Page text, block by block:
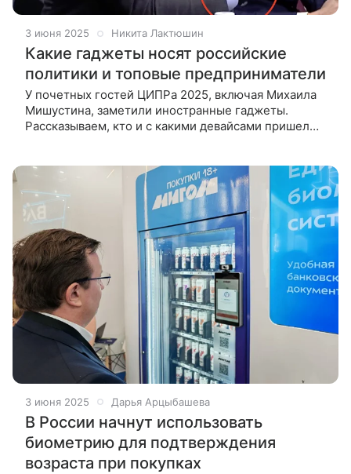
3 июня 2025 Никита Лактюшин
Какие гаджеты носят российские
политики и топовые предприниматели
У почетных гостей ЦИПРа 2025, включая Михаила
Мишустина, заметили иностранные гаджеты.
Рассказываем, кто и с какими девайсами пришел
3 июня 2025 Дарья Арцыбашева
В России начнут использовать
биометрию для подтверждения
возраста при покупках